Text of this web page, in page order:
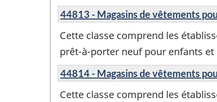
44813 - Magasins de vêtements
Cette classe comprend les
prêt-à-porter neuf pour enfants et
44814 - Magasins de vêtements
Cette classe comprend les